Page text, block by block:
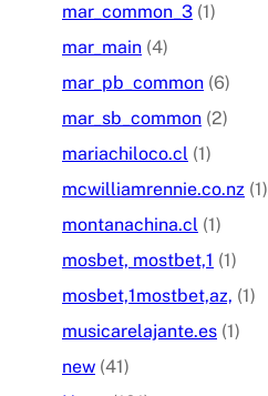
mar_common_3 (1)
mar_main (4)
mar_pb_common (6)
mar_sb_common (2)
mariachiloco.cl (1)
mcwilliamrennie.co.nz (1)
montanachina.cl (1)
mosbet, mostbet,1 (1)
mosbet,1mostbet,az, (1)
musicarelajante.es (1)
new (41)